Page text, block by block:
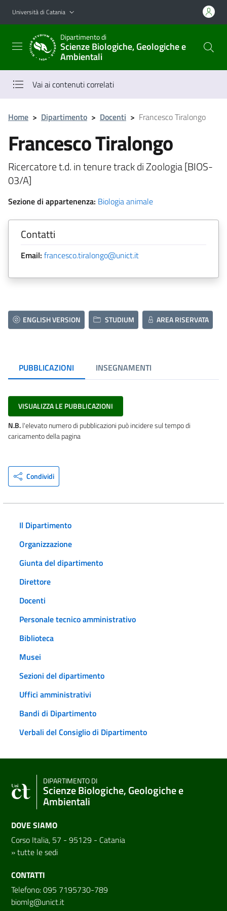
Vai al contenuto principale
Vai al menu di navigazione
Università di Catania
Dipartimento di
Scienze Biologiche, Geologiche e
Ambientali
Vai ai contenuti correlati
Home > Dipartimento > Docenti > Francesco Tiralongo
Francesco Tiralongo
Ricercatore t.d. in tenure track di Zoologia [BIOS-
03/A]
Sezione di appartenenza: Biologia animale
Contatti
Email: francesco.tiralongo@unict.it
ENGLISH VERSION STUDIUM AREA RISERVATA
PUBBLICAZIONI INSEGNAMENTI
VISUALIZZA LE PUBBLICAZIONI
N.B.l'elevato numero di pubblicazioni può incidere sul tempo di
caricamento della pagina
Condividi
Il Dipartimento
Organizzazione
Giunta del dipartimento
Direttore
Docenti
Personale tecnico amministrativo
Biblioteca
Musei
Sezioni del dipartimento
Uffici amministrativi
Bandi di Dipartimento
Verbali del Consiglio di Dipartimento
DIPARTIMENTO DI
Scienze Biologiche, Geologiche e
Ambientali
DOVE SIAMO
Corso Italia, 57 - 95129 - Catania
»tutte le sedi
CONTATTI
Telefono: 095 7195730-789
biomlg@unict.it